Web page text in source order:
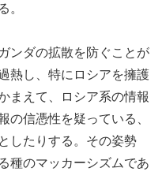
。
ンダの拡散を防ぐことが
熱し、特にロシアを擁護
まえて、ロシア系の情報
の信憑性を疑っている、
したりする。その姿勢
種のマッカーシズムであ